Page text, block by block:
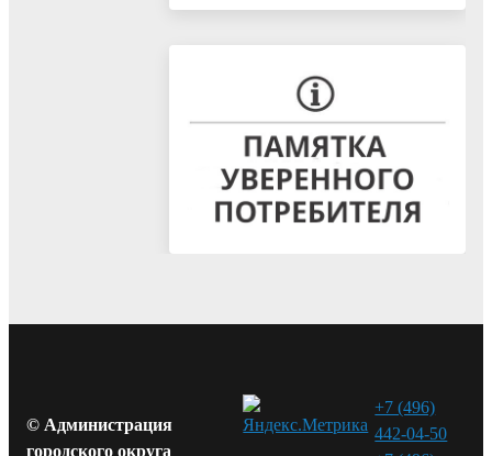
© Администрация
городского округа
+7 (496)
442-04-50